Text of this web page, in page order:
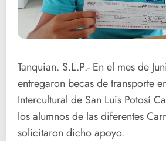
Tanquian. S.L.P.- En el mes de
entregaron becas de transporte
Intercultural de San Luis Potosí
los alumnos de las diferentes
solicitaron dicho apoyo.